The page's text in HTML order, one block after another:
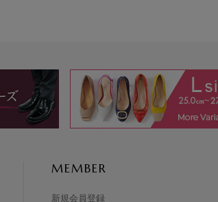
MEMBER
新規会員登録